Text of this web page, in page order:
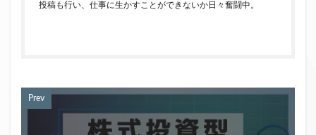
投稿も行い、仕事に生かすことができないか日々奮闘中。
Prev